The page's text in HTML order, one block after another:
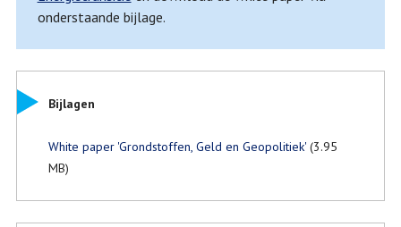
onderstaande bijlage.
Bijlagen
White paper 'Grondstoffen, Geld en Geopolitiek' (3.95
MB)